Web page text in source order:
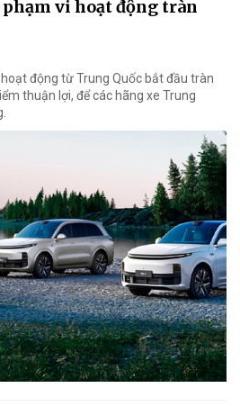
vi hoạt động tràn
động từ Trung Quốc bắt đầu tràn
thuận lợi, để các hãng xe Trung